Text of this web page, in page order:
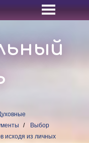
Выбор
исходя из личных